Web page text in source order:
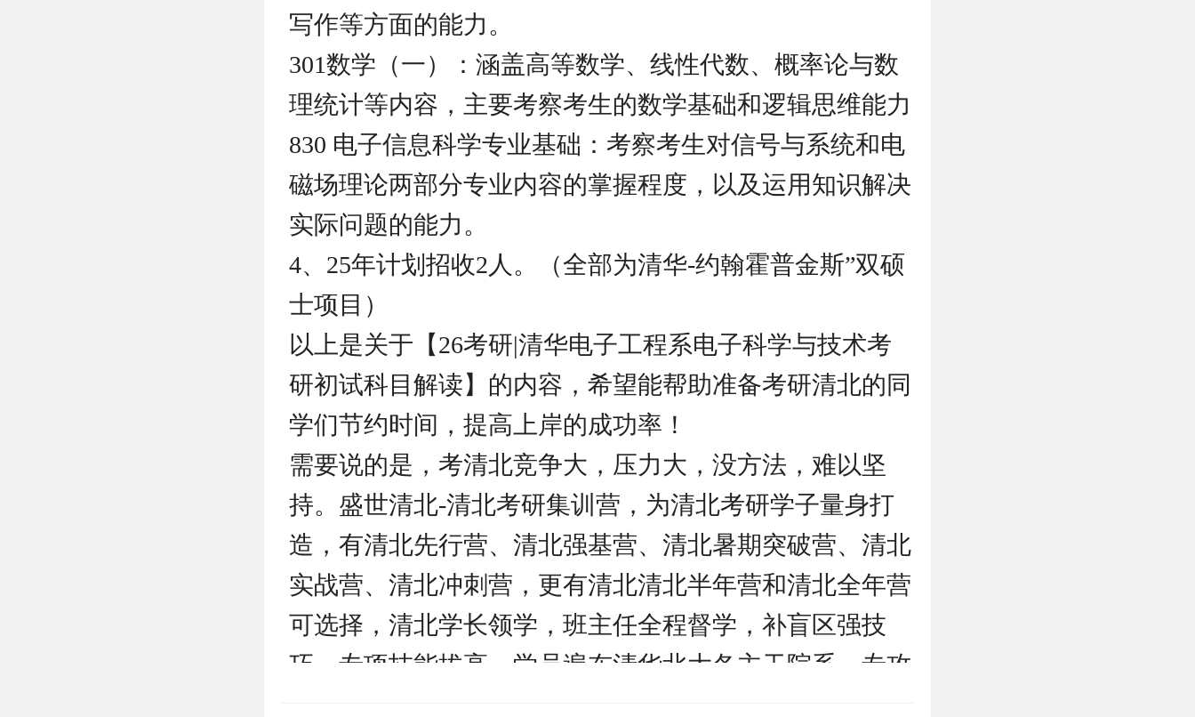
写作等方面的能力。
301数学（一）：涵盖高等数学、线性代数、概率论与数
理统计等内容，主要考察考生的数学基础和逻辑思维能力
830 电子信息科学专业基础：考察考生对信号与系统和电
磁场理论两部分专业内容的掌握程度，以及运用知识解决
实际问题的能力。
4、25年计划招收2人。（全部为清华-约翰霍普金斯”双硕
士项目）
以上是关于【26考研|清华电子工程系电子科学与技术考
研初试科目解读】的内容，希望能帮助准备考研清北的同
学们节约时间，提高上岸的成功率！
需要说的是，考清北竞争大，压力大，没方法，难以坚
持。盛世清北-清北考研集训营，为清北考研学子量身打
造，有清北先行营、清北强基营、清北暑期突破营、清北
实战营、清北冲刺营，更有清北清北半年营和清北全年营
可选择，清北学长领学，班主任全程督学，补盲区强技
巧，专项技能拔高，学员遍布清华北大各主干院系，专攻